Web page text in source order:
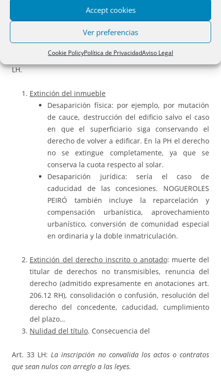
Accept cookies
Ver preferencias
Cookie PolicyPolítica de PrivacidadAviso Legal
instancia de parte, y no de oficio. Si la cancelación se
considera como una inscripción de sentido negativo es
lógico que exista una correspondencia con el art. 6 LH que
nos dice quién puede pedirla. También debe ponerse en
relación con otros preceptos, especialmente los art. 82 y 83
LH.
Extinción del inmueble
Desaparición física: por ejemplo, por mutación
de cauce, destrucción del edificio salvo el caso
en que el superficiario siga conservando el
derecho de volver a edificar. En la PH el derecho
no se extingue completamente, ya que se
conserva la cuota respecto al solar.
Desaparición jurídica: sería el caso de
caducidad de las concesiones. NOGUEROLES
PEIRÓ también incluye la reparcelación y
compensación urbanística, aprovechamiento
urbanístico, conversión de comunidad especial
en ordinaria y la doble inmatriculación.
Extinción del derecho inscrito o anotado: muerte del
titular de derechos no transmisibles, renuncia del
derecho (admitido expresamente en anotaciones art.
206.12 RH), consolidación o confusión, resolución del
derecho del concedente, caducidad, cumplimiento
del plazo…
Nulidad del título. Consecuencia del
Art. 33 LH:La inscripción no convalida los actos o contratos
que sean nulos con arreglo a las leyes.